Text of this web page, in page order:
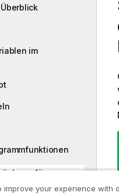
im
für
improve your experience with